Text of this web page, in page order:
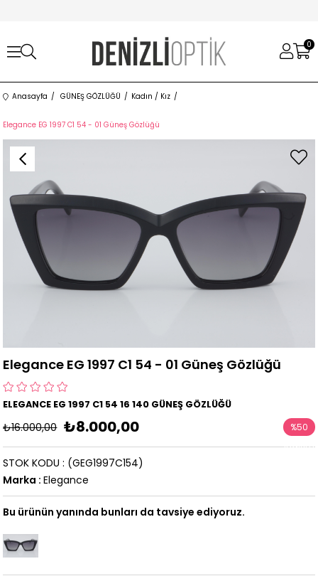
0
Anasayfa GÜNEŞ GÖZLÜĞÜ Kadın / Kız
Elegance EG 1997 C1 54 - 01 Güneş Gözlüğü
Elegance EG 1997 C1 54 - 01 Güneş Gözlüğü
ELEGANCE EG 1997 C1 54 16 140 GÜNEŞ GÖZLÜĞÜ
₺16.000,00 ₺8.000,00 %50
İndirim
(GEG1997C154)
STOK KODU
Marka : Elegance
Bu ürünün yanında bunları da tavsiye ediyoruz.